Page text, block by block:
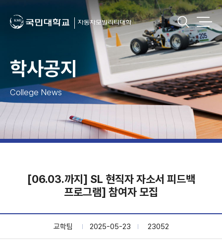
학사공지
College News
[06.03.까지] SL 현직자 자소서 피드백
프로그램] 참여자 모집
교학팀 2025-05-23 23052